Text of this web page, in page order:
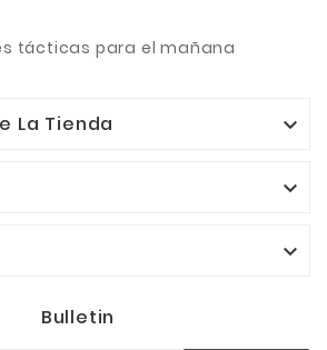
tácticas para el mañana
La Tienda 


Bulletin